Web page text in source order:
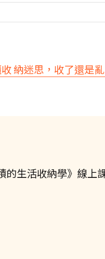
納迷思，收了還是
的生活收納學》線上